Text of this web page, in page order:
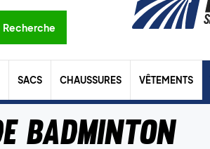
Recherche
SACS CHAUSSURES VÊTEMENTS
badminton